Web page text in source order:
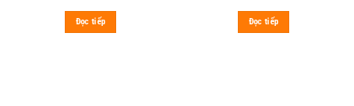
Đọc tiếp Đọc tiếp